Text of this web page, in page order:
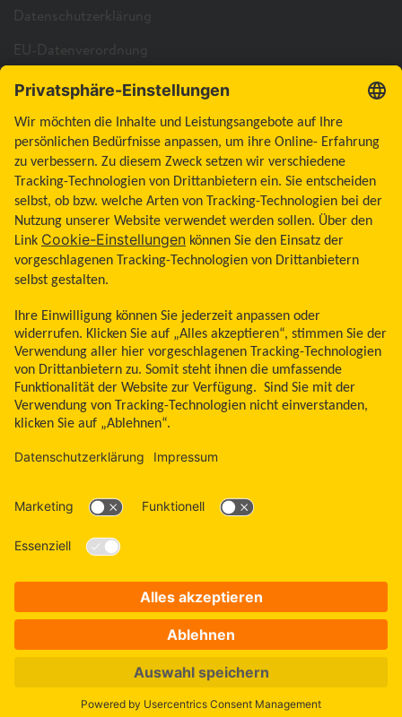
Datenschutzerklärung
EU-Datenverordnung
Cookie-Richtlinie
Cookie-Einstellungen
Barrierefreiheitserklärung
Allgemeine Geschäftsbedingungen
Impressum
Land ändern
Libre, das Schmetterlingslogo, die Form und das Erscheinungsbild des Sensors,
die Farbe Gelb sowie sämtliche damit zusammenhängende Marken und/oder
Designs sind das geistige Eigentum der Abbott Unternehmensgruppe in
Rechteinhaber. Bei den hier gezeigten Bildern handelt es sich um Agenturfotos,
Messsysteme sind sowohl in mg/dl als auch mmol/l erhältlich. FreeStyle Libre 3
und FreeStyle Libre 3 Plus Sensoren sind freigegeben für die Verwendung mit
Apple Logo sind eingetragene Marken von Apple Inc., in den USA und anderen
Ländern. App Store ist ein Warenzeichen von Apple Inc. Google Play und das
ADC-2646042 v32.0